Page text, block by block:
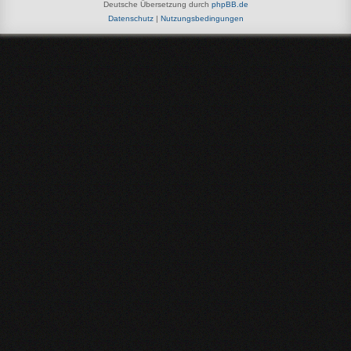
Deutsche Übersetzung durch phpBB.de
Datenschutz| Nutzungsbedingungen